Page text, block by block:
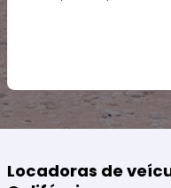
Locadoras de